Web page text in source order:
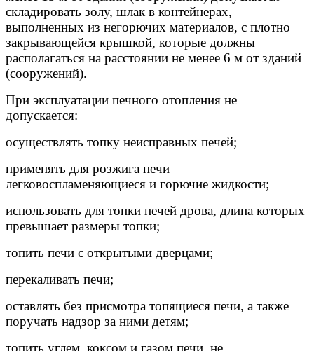
складировать золу, шлак в контейнерах,
выполненных из негорючих материалов, с плотно
закрывающейся крышкой, которые должны
располагаться на расстоянии не менее 6 м от зданий
(сооружений).
При эксплуатации печного отопления не
допускается:
осуществлять топку неисправных печей;
применять для розжига печи
легковоспламеняющиеся и горючие жидкости;
использовать для топки печей дрова, длина которых
превышает размеры топки;
топить печи с открытыми дверцами;
перекаливать печи;
оставлять без присмотра топящиеся печи, а также
поручать надзор за ними детям;
топить углем, коксом и газом печи, не